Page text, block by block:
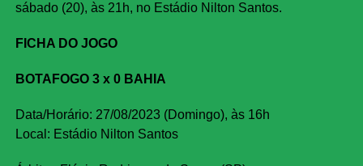
sábado (20), às 21h, no Estádio Nilton Santos.
FICHA DO JOGO
BOTAFOGO 3 x 0 BAHIA
Data/Horário: 27/08/2023 (Domingo), às 16h
Local: Estádio Nilton Santos